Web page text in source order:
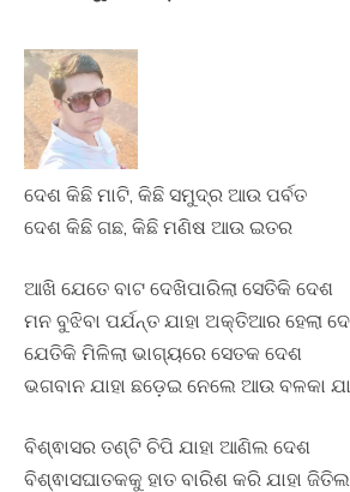
ଦେଶ କିଛି ମାଟି, କିଛି ସମୁଦ୍ର ଆଉ ପର୍ବତ
ଦେଶ କିଛି ଗଛ, କିଛି ମଣିଷ ଆଉ ଇତର
ଆଖି ଯେତେ ବାଟ ଦେଖିପାରିଲା ସେତିକି ଦେଶ
ମନ ବୁଝିବା ପର୍ଯନ୍ତ ଯାହା ଅକ୍ତିଆର ହେଲା
ଯେତିକି ମିଳିଲା ଭାଗ୍ୟରେ ସେତକ ଦେଶ
ଭଗବାନ ଯାହା ଛଡ଼େଇ ନେଲେ ଆଉ ବଳକା
ବିଶ୍ଵାସର ତଣ୍ଟି ଚିପି ଯାହା ଆଣିଲ ଦେଶ
ବିଶ୍ଵାସଘାତକକୁ ହାତ ବାରିଶ କରି ଯାହା